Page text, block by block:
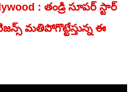
: తండ్రి సూపర్ స్టార్
మతిపోగొట్టేస్తున్న ఈ